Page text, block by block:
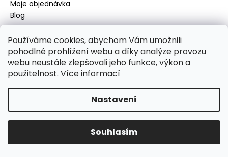
Používáme cookies, abychom Vám umožnili
pohodlné prohlížení webu a díky analýze provozu
webu neustále zlepšovali jeho funkce, výkon a
použitelnost. Více informací
Nastavení
Souhlasím
Moje objednávka
Blog
Kontakt
disamsafety@disamsafety.cz
596 624 947
Sledujte nás na Facebooku